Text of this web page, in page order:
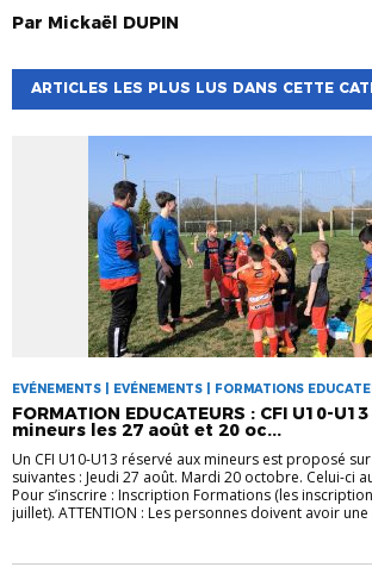
Par Mickaël DUPIN
ARTICLES LES PLUS LUS DANS CETTE
EVÉNEMENTS | EVÉNEMENTS | FORMATIONS
FORMATION EDUCATEURS : CFI U10-
mineurs les 27 août et 20 oc...
Un CFI U10-U13 réservé aux mineurs est proposé
suivantes : Jeudi 27 août. Mardi 20 octobre. Celui-ci
Pour s’inscrire : Inscription Formations (les
juillet). ATTENTION : Les personnes doivent avoir